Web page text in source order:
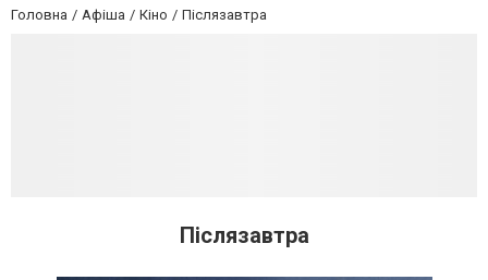
Головна Афіша Кіно Післязавтра
Післязавтра